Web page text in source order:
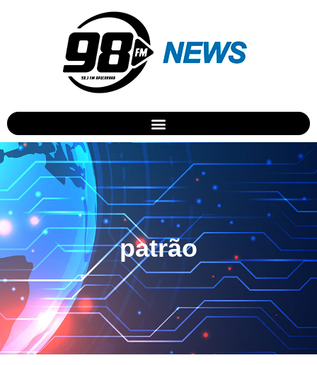
patrão